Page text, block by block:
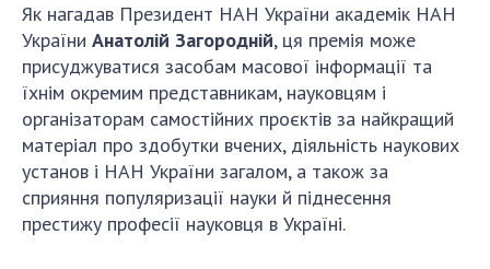
Засідання Президії НАН України
Сесії Загальних зборів НАН України
Річні звіти НАН України
Річні фінансові звіти НАН України
Наукові публікації та видавнича діяльність
Охорона прав інтелектуальної власності та
трансфер технологій в наукових установах
Як нагадав Президент НАН України академік НАН
України Анатолій Загородній, ця премія може
присуджуватися засобам масової інформації та
їхнім окремим представникам, науковцям і
організаторам самостійних проєктів за найкращий
матеріал про здобутки вчених, діяльність наукових
установ і НАН України загалом, а також за
сприяння популяризації науки й піднесення
престижу професії науковця в Україні.